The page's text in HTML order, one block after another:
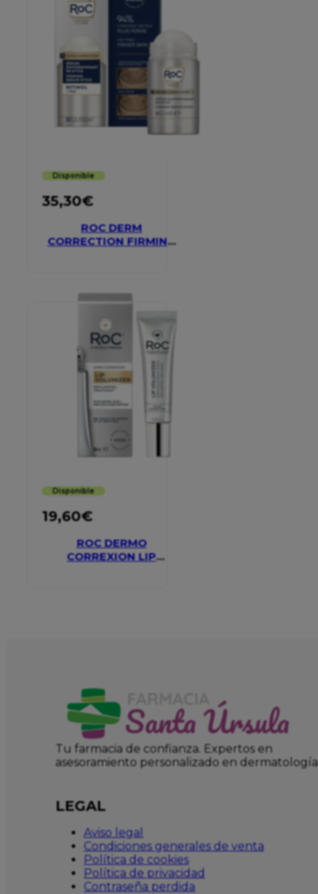
Disponible
35,30€
ROC DERM
CORRECTION FIRMING
Disponible
19,60€
ROC DERMO
CORREXION LIP
Tu farmacia de confianza. Expertos en
asesoramiento personalizado en dermatología
LEGAL
Aviso legal
Condiciones generales de venta
Política de cookies
Política de privacidad
Contraseña perdida